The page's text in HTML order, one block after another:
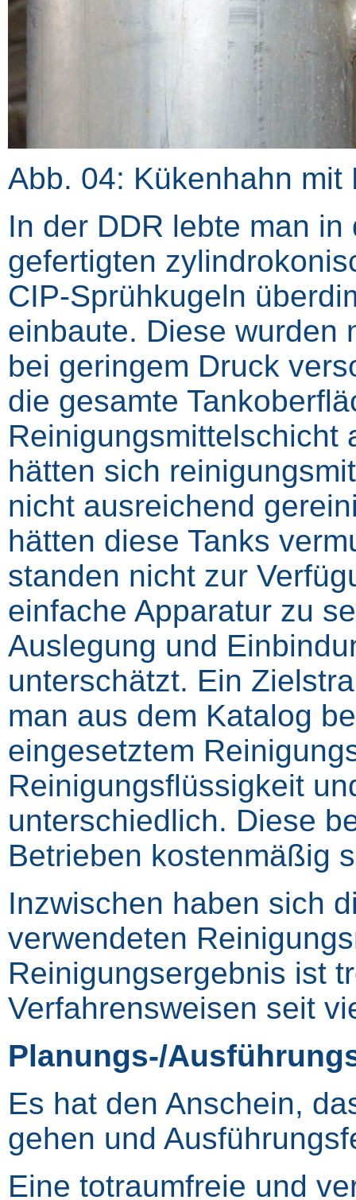
Abb. 04: Kükenhahn mit
In der DDR lebte man
gefertigten
CIP-Sprühkugeln
einbaute. Diese wurden
bei geringem Druck
die gesamte
Reinigungsmittelschicht
hätten sich
nicht ausreichend
hätten diese Tanks
standen nicht zur
einfache Apparatur zu
Auslegung und
unterschätzt. Ein
man aus dem Katalog
eingesetztem
Reinigungsflüssigkeit
unterschiedlich. Diese
Betrieben kostenmäßig
Inzwischen haben sich
verwendeten
Reinigungsergebnis ist
Verfahrensweisen seit
Planungs-/
Es hat den Anschein,
gehen und
Eine totraumfreie und